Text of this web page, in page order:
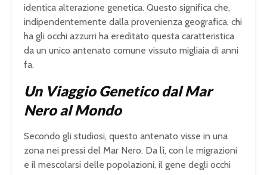
identica alterazione genetica. Questo significa che,
indipendentemente dalla provenienza geografica, chi
ha gli occhi azzurri ha ereditato questa caratteristica
da un unico antenato comune vissuto migliaia di anni
fa.
Un Viaggio Genetico dal Mar
Nero al Mondo
Secondo gli studiosi, questo antenato visse in una
zona nei pressi del Mar Nero. Da lì, con le migrazioni
e il mescolarsi delle popolazioni, il gene degli occhi